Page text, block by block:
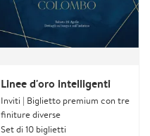
Linee d'oro intelligenti
Inviti | Biglietto premium con tre
finiture diverse
Set di 10 biglietti